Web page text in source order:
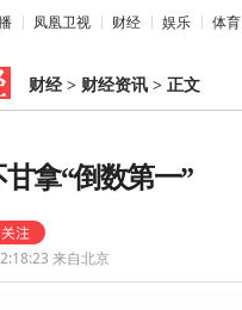
凤凰卫视 财经 娱乐 体育
财经> 财经资讯 > 正文
拿“倒数第一”
来自北京